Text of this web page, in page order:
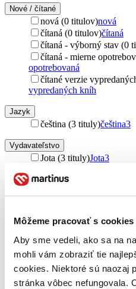
Môžeme pracovať s
Aby sme vedeli, ako sa na
mohli vám zobraziť tie
cookies. Niektoré sú naozaj
stránka vôbec nefungovala.
Nové / čítané
nová (0 titulov)nová
čítaná (0 titulov)čítaná
čítaná - výborný stav (0
čítaná - mierne
opotrebovaná
čítané verzie
vypredaných kníh
Jazyk
čeština (3 tituly)čeština3
Vydavateľstvo
Jota (3 tituly)Jota3
Väzba
Zoradiť